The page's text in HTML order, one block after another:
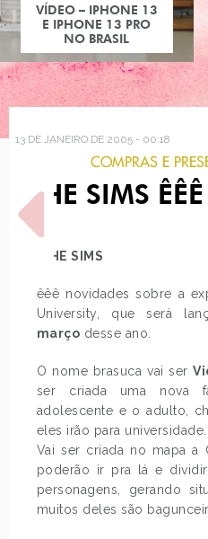
VÍDEO – IPHONE 13
E IPHONE 13 PRO
NO BRASIL
13 DE JANEIRO DE 2005 - 00:18
COMPRAS E
THE SIMS
THE SIMS
êêê novidades sobre a
University, que será
março desse ano.
O nome brasuca vai ser
ser criada uma nova
adolescente e o adulto,
eles irão para universidade.
Vai ser criada no mapa a
poderão ir pra lá e
personagens, gerando
muitos deles são
POST ANTERIOR
RAGNAROK